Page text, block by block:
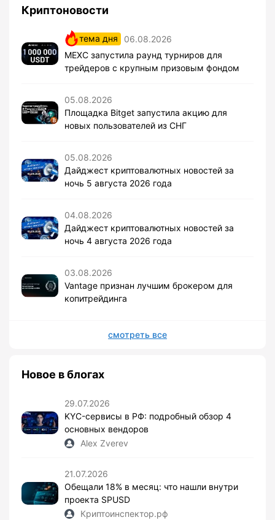
Криптоновости
тема дня
06.08.2026
MEXC запустила раунд турниров для
трейдеров с крупным призовым фондом
05.08.2026
Площадка Bitget запустила акцию для
новых пользователей из СНГ
05.08.2026
Дайджест криптовалютных новостей за
ночь 5 августа 2026 года
04.08.2026
Дайджест криптовалютных новостей за
ночь 4 августа 2026 года
03.08.2026
Vantage признан лучшим брокером для
копитрейдинга
смотреть все
Новое в блогах
29.07.2026
KYC-сервисы в РФ: подробный обзор 4
основных вендоров
Alex Zverev
21.07.2026
Обещали 18% в месяц: что нашли внутри
проекта SPUSD
Криптоинспектор.рф